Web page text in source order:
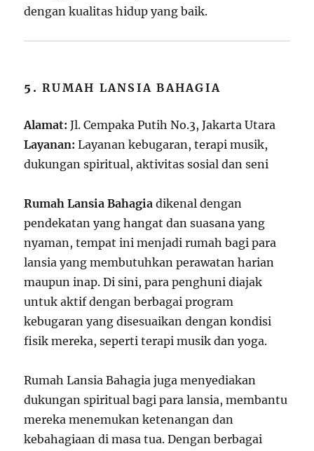
dengan kualitas hidup yang baik.
5.RUMAH LANSIA BAHAGIA
Alamat: Jl. Cempaka Putih No.3, Jakarta Utara
Layanan: Layanan kebugaran, terapi musik,
dukungan spiritual, aktivitas sosial dan seni
Rumah Lansia Bahagia dikenal dengan
pendekatan yang hangat dan suasana yang
nyaman, tempat ini menjadi rumah bagi para
lansia yang membutuhkan perawatan harian
maupun inap. Di sini, para penghuni diajak
untuk aktif dengan berbagai program
kebugaran yang disesuaikan dengan kondisi
fisik mereka, seperti terapi musik dan yoga.
Rumah Lansia Bahagia juga menyediakan
dukungan spiritual bagi para lansia, membantu
mereka menemukan ketenangan dan
kebahagiaan di masa tua. Dengan berbagai